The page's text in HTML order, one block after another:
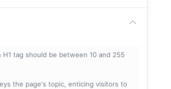
tag should be between 10 and 255
the page's topic, enticing visitors to